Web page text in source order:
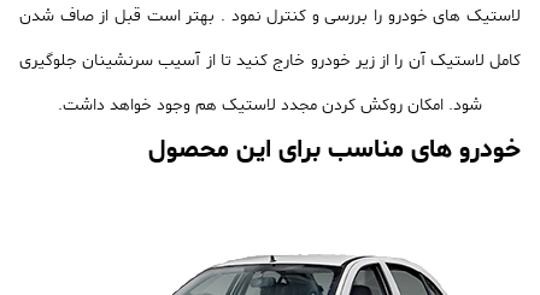
لاستیک های خودرو را بررسی و کنترل نمود . بهتر است قبل از صاف شدن
کامل لاستیک آن را از زیر خودرو خارج کنید تا از آسیب سرنشینان جلوگیری
شود. امکان روکش کردن مجدد لاستیک هم وجود خواهد داشت.
خودرو های مناسب برای این محصول